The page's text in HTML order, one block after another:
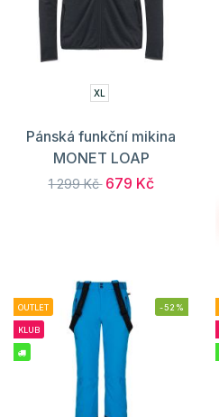
XL
Pánská funkční mikina
MONET LOAP
1 299 Kč 679 Kč
OUTLET
KLUB
-52%